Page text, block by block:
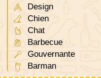
Design
Chien
Chat
Barbecue
Gouvernante
Barman